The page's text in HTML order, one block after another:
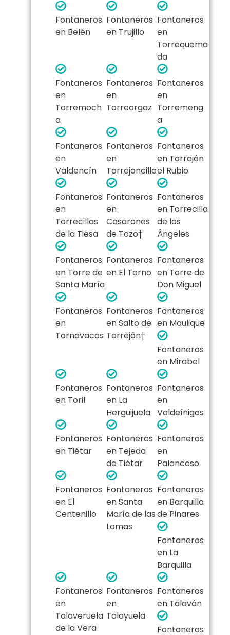
Fontaneros
en Belén
Fontaneros
en Trujillo
Fontaneros
en
Torrequema
da
Fontaneros
en
Torremoch
a
Fontaneros
en
Torreorgaz
Fontaneros
en
Torremeng
a
Fontaneros
en
Valdencín
Fontaneros
en
Torrejoncillo
Fontaneros
en Torrejón
el Rubio
Fontaneros
en
Torrecillas
de la Tiesa
Fontaneros
en
Casarones
de Tozo†
Fontaneros
en Torrecilla
de los
Ángeles
Fontaneros
en Torre de
Santa María
Fontaneros
en El Torno
Fontaneros
en Torre de
Don Miguel
Fontaneros
en
Tornavacas
Fontaneros
en Salto de
Torrejón†
Fontaneros
en Maulique
Fontaneros
en Mirabel
Fontaneros
en Toril
Fontaneros
en La
Herguijuela
Fontaneros
en
Valdeíñigos
Fontaneros
en Tiétar
Fontaneros
en Tejeda
de Tiétar
Fontaneros
en
Palancoso
Fontaneros
en El
Centenillo
Fontaneros
en Santa
María de las
Lomas
Fontaneros
en Barquilla
de Pinares
Fontaneros
en La
Barquilla
Fontaneros
en
Talaveruela
de la Vera
Fontaneros
en
Talayuela
Fontaneros
en Talaván
Fontaneros